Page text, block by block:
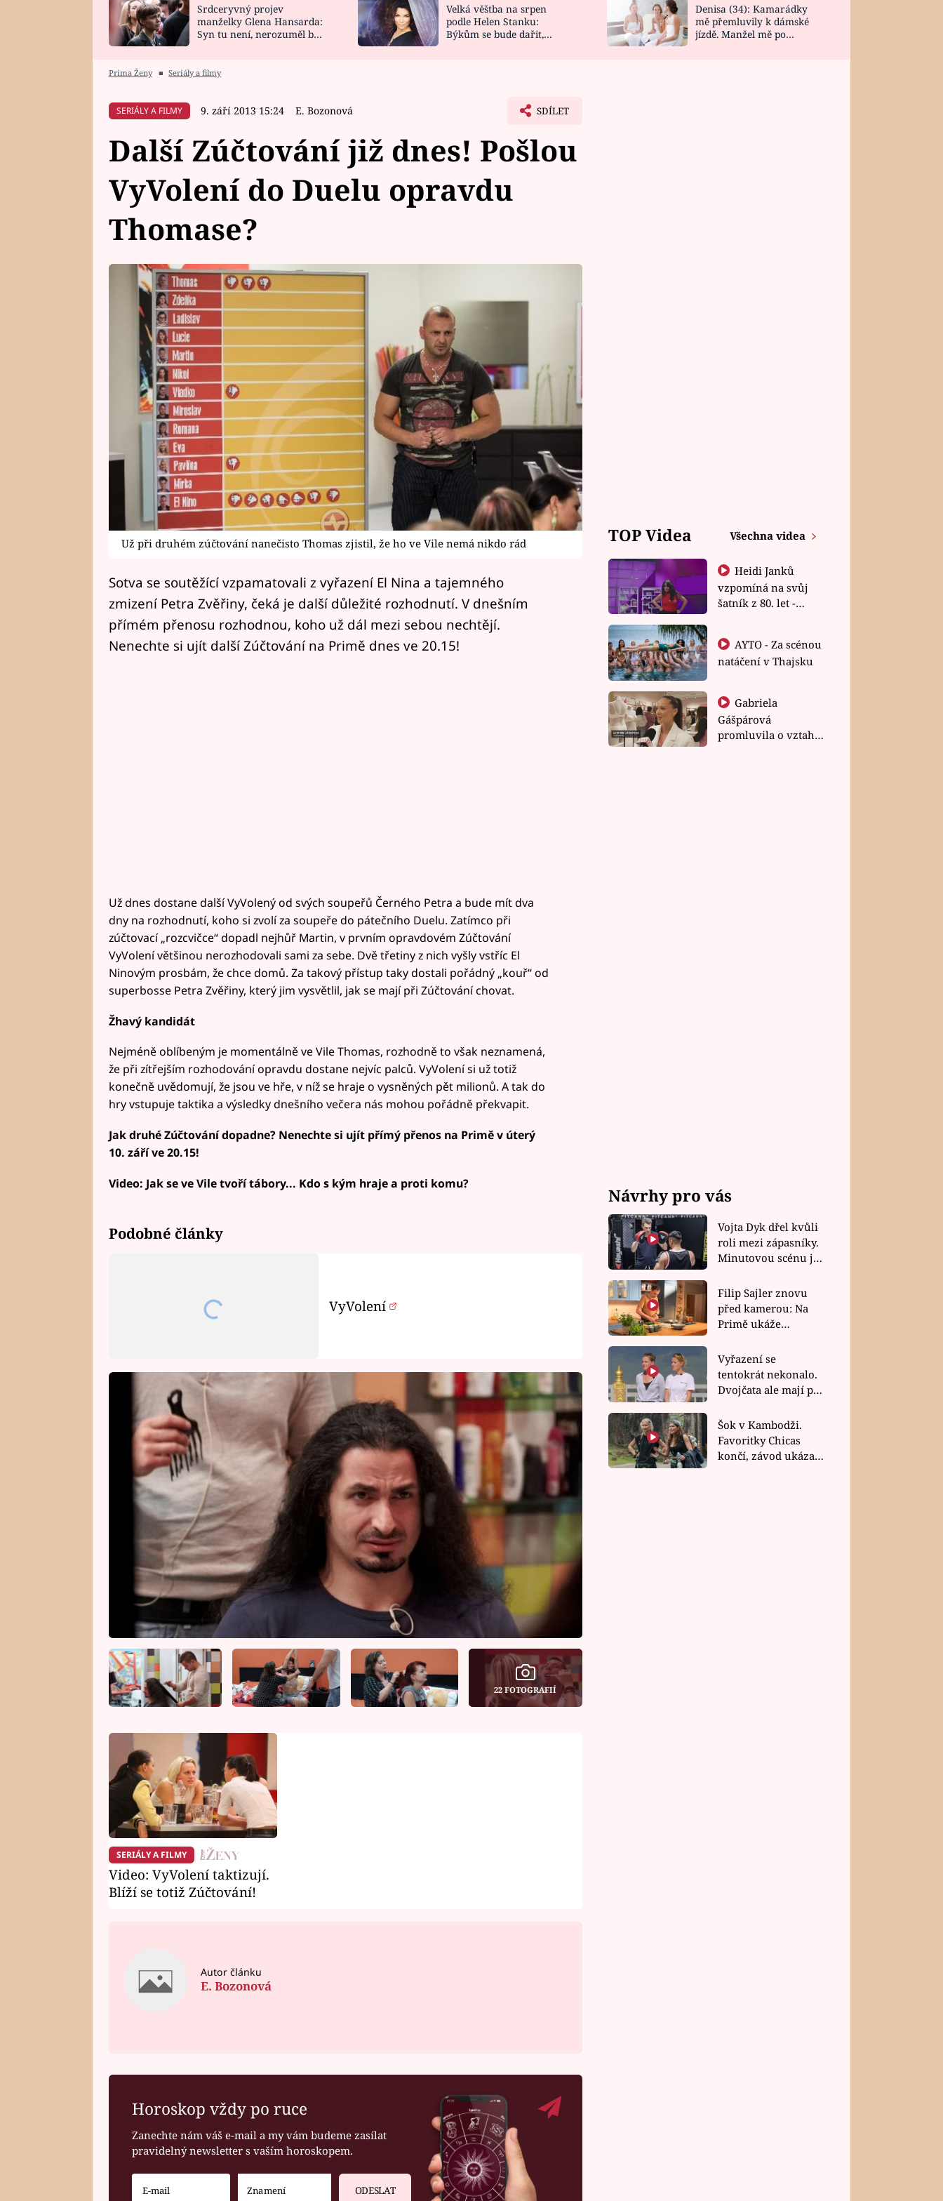
HOROSKOP NA
CELEBRITY
VAŘENÍ
NOVINKY
VIDEORECEPTY
DESIGN
Srdceryvný projev
manželky Glena Hansarda:
Syn tu není, nerozuměl by
Velká věštba na srpen
podle Helen Stanku:
Býkům se bude dařit,
Denisa (34): Kamarádky
mě přemluvily k dámské
jízdě. Manžel mě po
Prima Ženy ■ Seriály a filmy
SERIÁLY A FILMY 9. září 2013 15:24 E. Bozonová SDÍLET
Další Zúčtování již dnes! Pošlou
VyVolení do Duelu opravdu
Thomase?
Už při druhém zúčtování nanečisto Thomas zjistil, že ho ve Vile nemá nikdo rád
Sotva se soutěžící vzpamatovali z vyřazení El Nina a tajemného
zmizení Petra Zvěřiny, čeká je další důležité rozhodnutí. V dnešním
přímém přenosu rozhodnou, koho už dál mezi sebou nechtějí.
Nenechte si ujít další Zúčtování na Primě dnes ve 20.15!
Už dnes dostane další VyVolený od svých soupeřů Černého Petra a bude mít dva
dny na rozhodnutí, koho si zvolí za soupeře do pátečního Duelu. Zatímco při
zúčtovací „rozcvičce“ dopadl nejhůř Martin, v prvním opravdovém Zúčtování
VyVolení většinou nerozhodovali sami za sebe. Dvě třetiny z nich vyšly vstříc El
Ninovým prosbám, že chce domů. Za takový přístup taky dostali pořádný „kouř“ od
superbosse Petra Zvěřiny, který jim vysvětlil, jak se mají při Zúčtování chovat.
Žhavý kandidát
Nejméně oblíbeným je momentálně ve Vile Thomas, rozhodně to však neznamená,
že při zítřejším rozhodování opravdu dostane nejvíc palců. VyVolení si už totiž
konečně uvědomují, že jsou ve hře, v níž se hraje o vysněných pět milionů. A tak do
hry vstupuje taktika a výsledky dnešního večera nás mohou pořádně překvapit.
Jak druhé Zúčtování dopadne? Nenechte si ujít přímý přenos na Primě v úterý
10. září ve 20.15!
Video: Jak se ve Vile tvoří tábory... Kdo s kým hraje a proti komu?
Podobné články
VyVolení
22 FOTOGRAFIÍ
SERIÁLY A FILMY
Video: VyVolení taktizují.
Blíží se totiž Zúčtování!
Autor článku
E. Bozonová
Horoskop vždy po ruce
Zanechte nám váš e-mail a my vám budeme zasílat
pravidelný newsletter s vaším horoskopem.
ODESLAT
TOP Videa Všechna videa
Heidi Janků
vzpomíná na svůj
šatník z 80. let -
natáčení v Thajsku
Gabriela
Gášpárová
promluvila o vztahu
Návrhy pro vás
Vojta Dyk dřel kvůli
roli mezi zápasníky.
Minutovou scénu jel
Filip Sajler znovu
před kamerou: Na
Primě ukáže
rychlé recepty
Vyřazení se
tentokrát nekonalo.
Dvojčata ale mají po
závodu nůž na krku
Šok v Kambodži.
Favoritky Chicas
končí, závod ukázal